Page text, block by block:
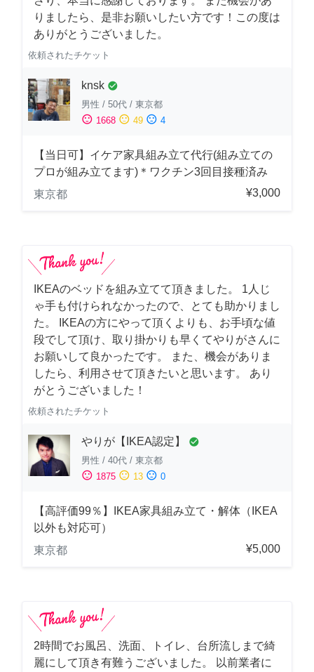
りましたら、是非お願いしたい方です！この度は
ありがとうございました。
依頼されたチケット
knsk check_circle
男性 / 50代 / 東京都
sentiment_satisfied 1668 sentiment_neutral 49 sentiment_dissatisfied 4
【当日可】イケア家具組み立て代行(組み立ての
プロが組み立てます)＊ワクチン3回目接種済み
東京都
¥3,000
IKEAのベッドを組み立てて頂きました。 1人じ
ゃ手も付けられなかったので、とても助かりまし
た。 IKEAの方にやって頂くよりも、お手頃な値
段でして頂け、取り掛かりも早くてやりがさんに
お願いして良かったです。 また、機会がありま
したら、利用させて頂きたいと思います。 あり
がとうございました！
依頼されたチケット
やりが【IKEA認定】 check_circle
男性 / 40代 / 東京都
sentiment_satisfied 1875 sentiment_neutral 13 sentiment_dissatisfied 0
【高評価99％】IKEA家具組み立て・解体（IKEA
以外も対応可）
東京都
¥5,000
2時間でお風呂、洗面、トイレ、台所流しまで綺
麗にして頂き有難うございました。 以前業者に